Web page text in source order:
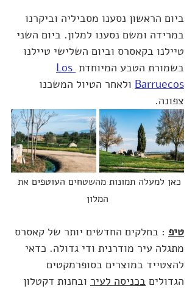
ביום הראשון נסענו מסביליה וביקרנו
במרידה ומשם נסענו למלון. ביום השני
טיילנו בקאסרס וביום השלישי טיילנו
בשמורת הטבע המיוחדת Los
Barruecos ולאחר הטיול המשכנו
צפונה.
כאן למעלה תמונות מהשטחים העוטפים את
המלון
טיפ : בחלקים החדשים יותר של קאסרס
מתגלה עיר מודרנית ודי גדולה. כדאי
להצטייד במוצרים בסופרמקטים
הגדולים בכניסה לעיר ובחנות דקטלון